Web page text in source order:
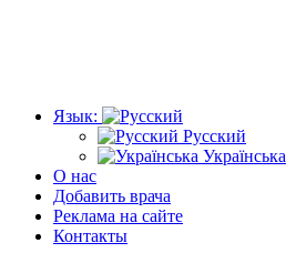
Язык:
Русский
Українська
О нас
Добавить врача
Реклама на сайте
Контакты